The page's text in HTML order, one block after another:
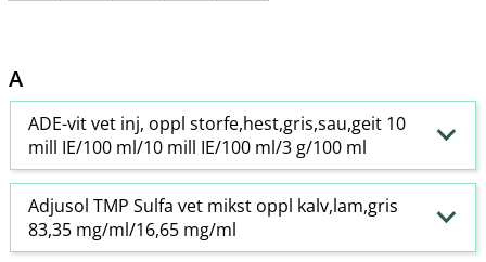
A
ADE-vit vet inj, oppl storfe,hest,gris,sau,geit 10
mill IE/100 ml/10 mill IE/100 ml/3 g/100 ml
Adjusol TMP Sulfa vet mikst oppl kalv,lam,gris
83,35 mg/ml/16,65 mg/ml